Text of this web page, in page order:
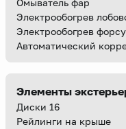
Омыватель фар
Электрообогрев
Электрообогрев
Автоматический
Элементы
Диски 16
Рейлинги на крыше